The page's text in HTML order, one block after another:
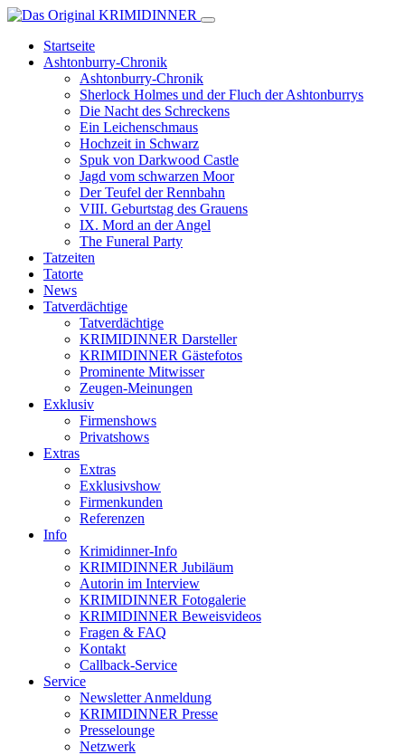
Startseite
Ashtonburry-Chronik
Ashtonburry-Chronik
Sherlock Holmes und der Fluch der Ashtonburrys
Die Nacht des Schreckens
Ein Leichenschmaus
Hochzeit in Schwarz
Spuk von Darkwood Castle
Jagd vom schwarzen Moor
Der Teufel der Rennbahn
VIII. Geburtstag des Grauens
IX. Mord an der Angel
The Funeral Party
Tatzeiten
Tatorte
News
Tatverdächtige
Tatverdächtige
KRIMIDINNER Darsteller
KRIMIDINNER Gästefotos
Prominente Mitwisser
Zeugen-Meinungen
Exklusiv
Firmenshows
Privatshows
Extras
Extras
Exklusivshow
Firmenkunden
Referenzen
Info
Krimidinner-Info
KRIMIDINNER Jubiläum
Autorin im Interview
KRIMIDINNER Fotogalerie
KRIMIDINNER Beweisvideos
Fragen & FAQ
Kontakt
Callback-Service
Service
Newsletter Anmeldung
KRIMIDINNER Presse
Presselounge
Netzwerk